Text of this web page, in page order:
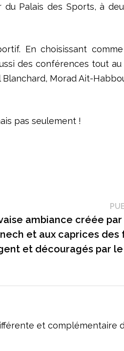
du Palais des Sports, à
En choisissant
des conférences tout
Blanchard, Morad Ait-
pas seulement !
ambiance créée
et aux caprices
et découragés par
et complémentaire